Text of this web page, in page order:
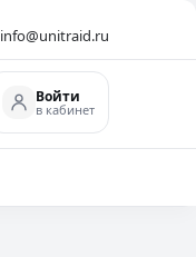
info@unitraid.ru
Войти
в кабинет